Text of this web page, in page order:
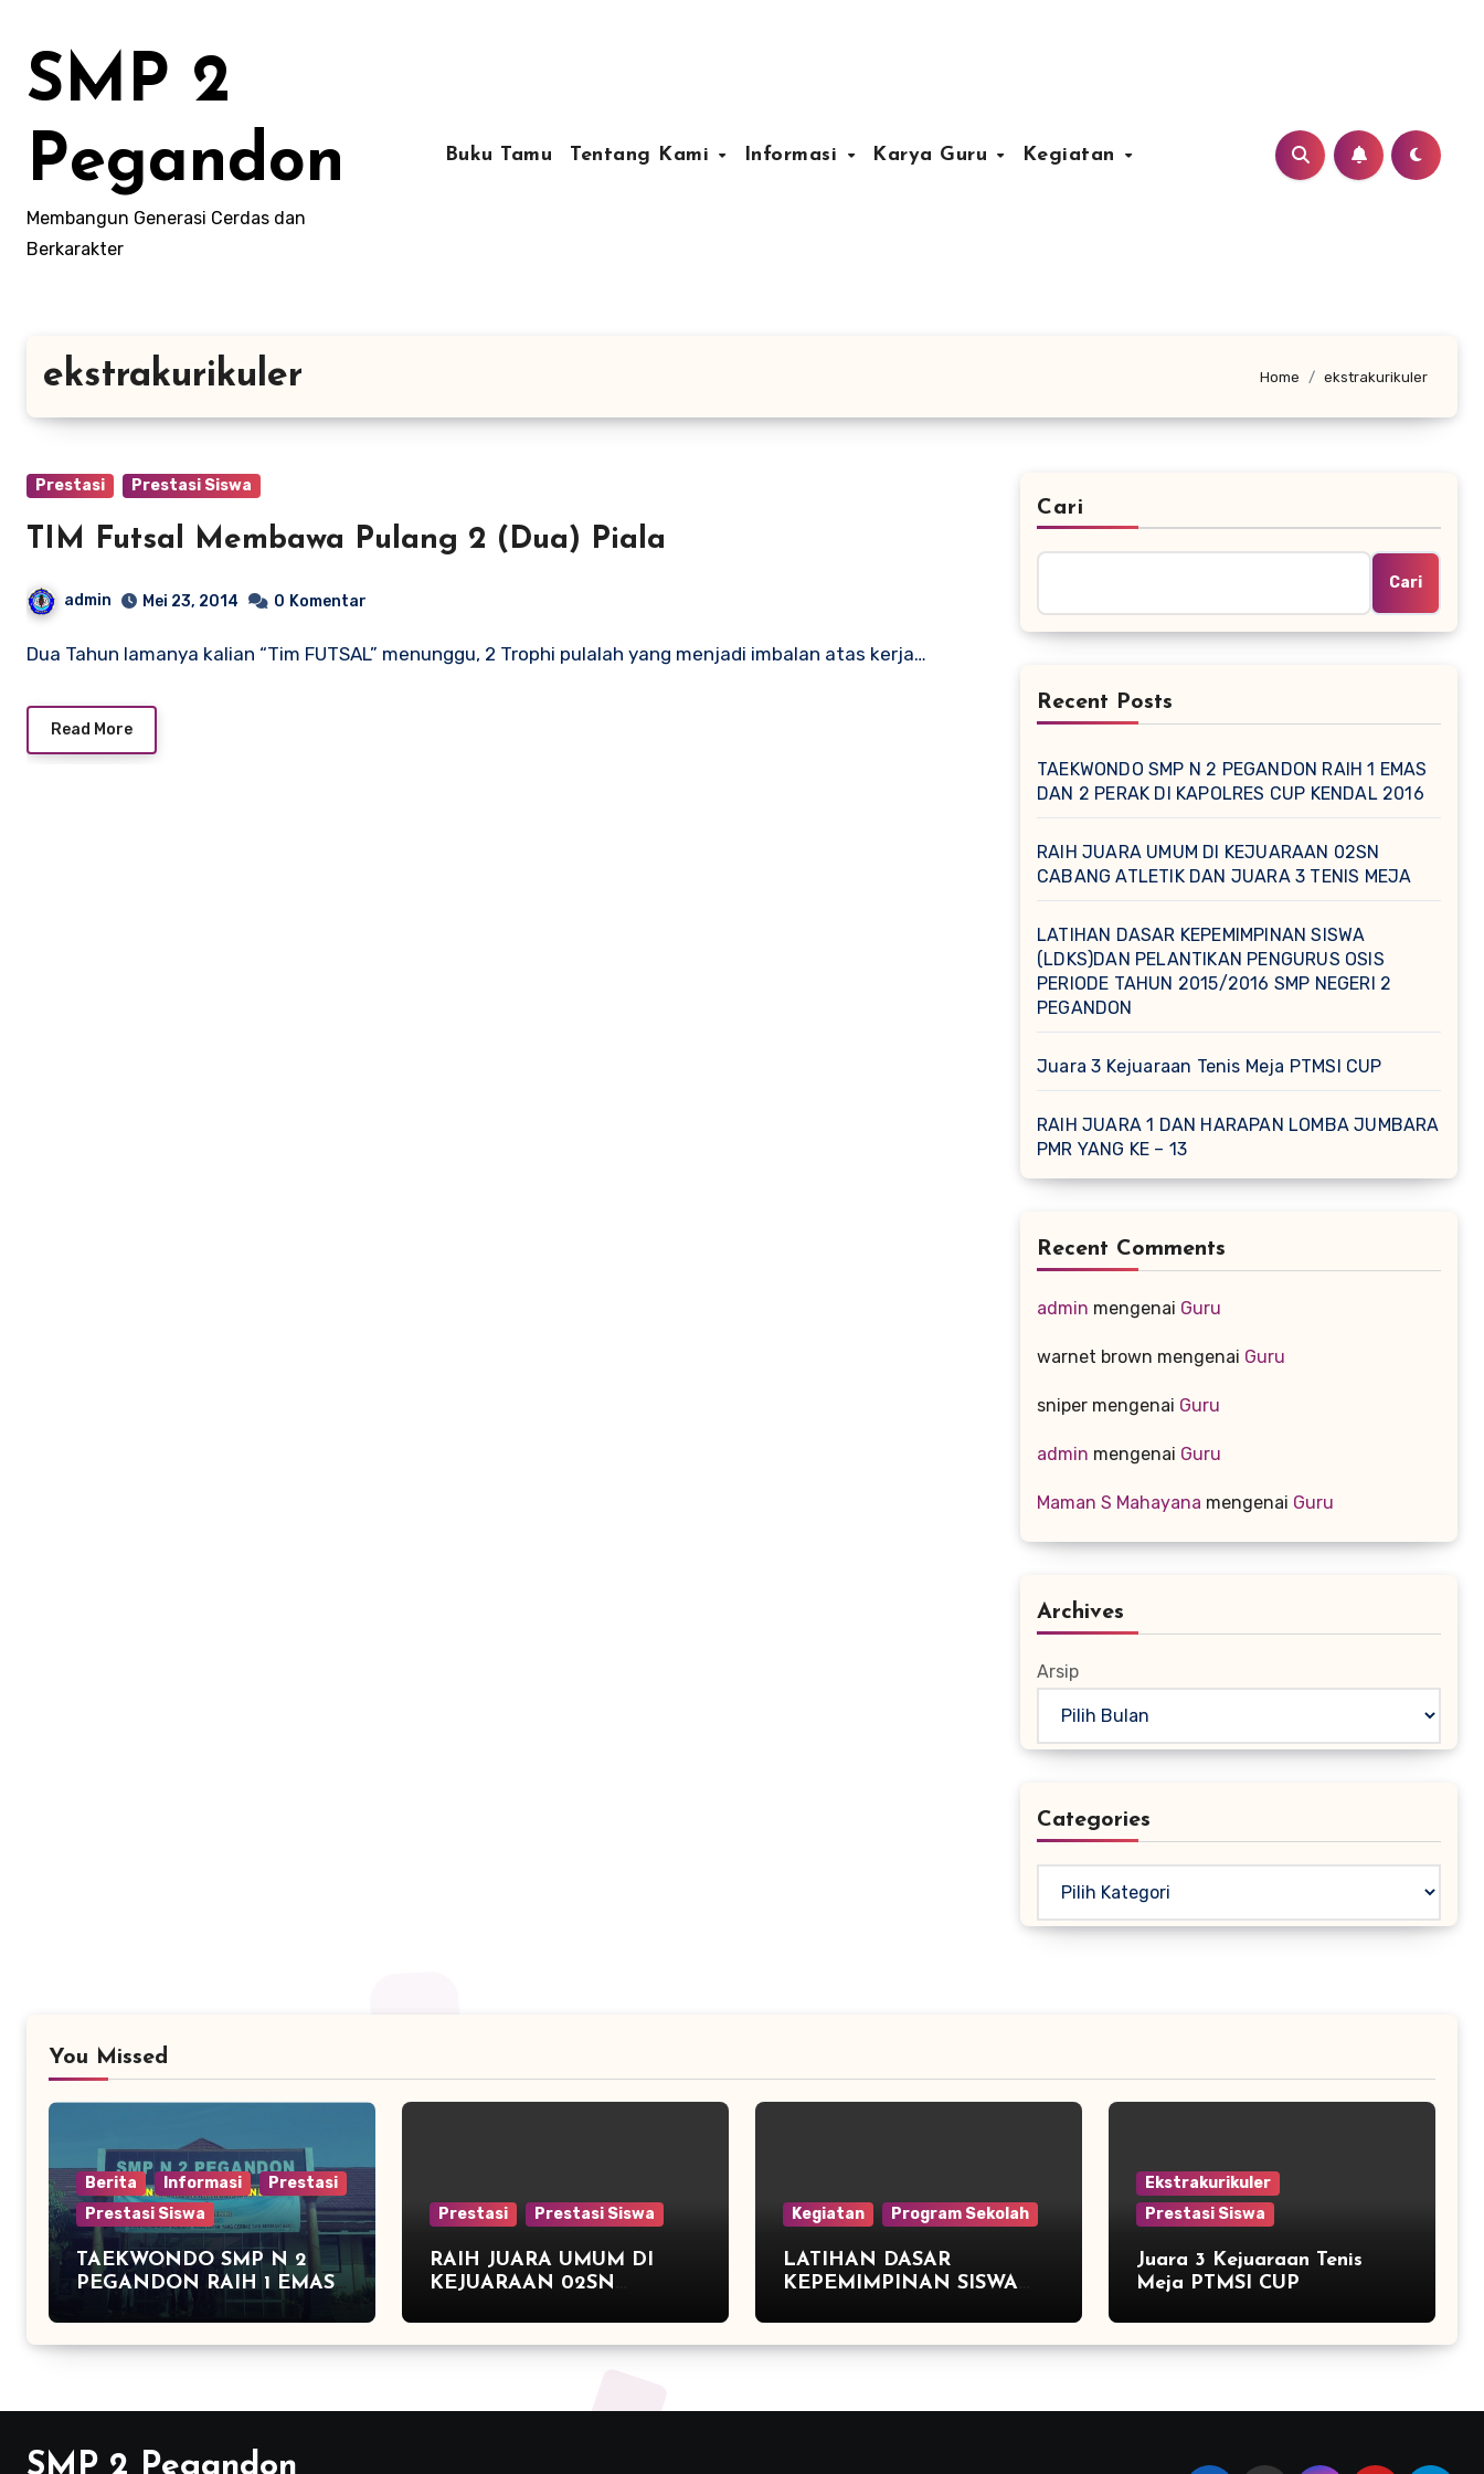
kontenSMP 2
Pegandon
Membangun Generasi Cerdas dan
Berkarakter
Buku Tamu Tentang Kami Informasi Karya Guru Kegiatan
ekstrakurikuler Home ekstrakurikuler
Prestasi Prestasi Siswa
TIM Futsal Membawa Pulang 2 (Dua) Piala
admin Mei 23, 2014 0 Komentar
Dua Tahun lamanya kalian “Tim FUTSAL” menunggu, 2 Trophi pulalah yang menjadi imbalan atas kerja…
Read More
Cari
Cari
Recent Posts
TAEKWONDO SMP N 2 PEGANDON RAIH 1 EMAS
DAN 2 PERAK DI KAPOLRES CUP KENDAL 2016
RAIH JUARA UMUM DI KEJUARAAN 02SN
CABANG ATLETIK DAN JUARA 3 TENIS MEJA
LATIHAN DASAR KEPEMIMPINAN SISWA
(LDKS)DAN PELANTIKAN PENGURUS OSIS
PERIODE TAHUN 2015/2016 SMP NEGERI 2
PEGANDON
Juara 3 Kejuaraan Tenis Meja PTMSI CUP
RAIH JUARA 1 DAN HARAPAN LOMBA JUMBARA
PMR YANG KE – 13
Recent Comments
admin mengenai Guru
warnet brown mengenai Guru
sniper mengenai Guru
admin mengenai Guru
Maman S Mahayana mengenai Guru
Archives
Arsip
Categories
You Missed
Berita Informasi
Prestasi
Prestasi Siswa
TAEKWONDO SMP N 2
PEGANDON RAIH 1 EMAS
DAN 2 PERAK DI
KAPOLRES CUP KENDAL
2016
Prestasi Prestasi Siswa
RAIH JUARA UMUM DI
KEJUARAAN 02SN
JUARA 3 TENIS MEJA
Kegiatan Program Sekolah
LATIHAN DASAR
KEPEMIMPINAN SISWA
PENGURUS OSIS PERIODE
TAHUN 2015/2016 SMP
Ekstrakurikuler
Prestasi Siswa
Juara 3 Kejuaraan Tenis
Meja PTMSI CUP
SMP 2 Pegandon